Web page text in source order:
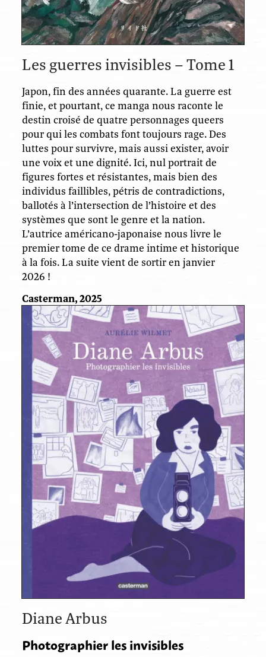
Les guerres invisibles – Tome 1
Japon, fin des années quarante. La guerre est
finie, et pourtant, ce manga nous raconte le
destin croisé de quatre personnages queers
pour qui les combats font toujours rage. Des
luttes pour survivre, mais aussi exister, avoir
une voix et une dignité. Ici, nul portrait de
figures fortes et résistantes, mais bien des
individus faillibles, pétris de contradictions,
ballotés à l’intersection de l’histoire et des
systèmes que sont le genre et la nation.
L’autrice américano-japonaise nous livre le
premier tome de ce drame intime et historique
à la fois. La suite vient de sortir en janvier
2026 !
Casterman, 2025
Diane Arbus
Photographier les invisibles